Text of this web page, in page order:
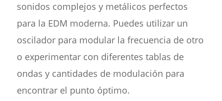
sonidos complejos y metálicos perfectos
para la EDM moderna. Puedes utilizar un
oscilador para modular la frecuencia de otro
o experimentar con diferentes tablas de
ondas y cantidades de modulación para
encontrar el punto óptimo.